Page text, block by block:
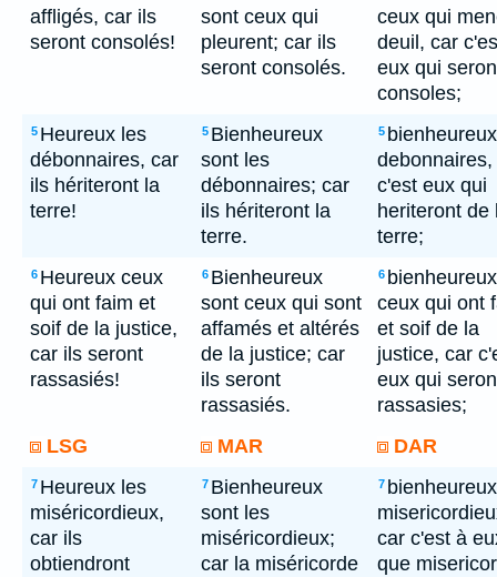
affligés, car ils
seront consolés!
sont ceux qui
pleurent; car ils
seront consolés.
ceux qui
deuil, car
eux qui
consoles;
5 Heureux les
débonnaires, car
ils hériteront la
terre!
5 Bienheureux
sont les
débonnaires; car
ils hériteront la
terre.
5
debonnaires,
c'est eux qui
heriteront de
terre;
6 Heureux ceux
qui ont faim et
soif de la justice,
car ils seront
rassasiés!
6 Bienheureux
sont ceux qui sont
affamés et altérés
de la justice; car
ils seront
rassasiés.
6 bienheureux
ceux qui ont
et soif de la
justice, car
eux qui
rassasies;
LSG
MAR DAR
7 Heureux les
miséricordieux,
car ils
obtiendront
7 Bienheureux
sont les
miséricordieux;
car la miséricorde
7
car c'est à
que